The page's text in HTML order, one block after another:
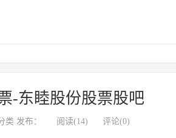
-东睦股份股票股吧
类 发布： 阅读(14) 评论(0)